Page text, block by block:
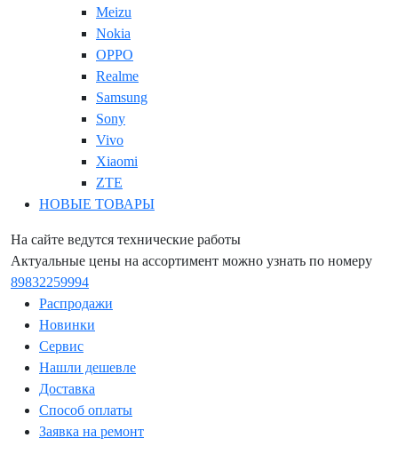
Meizu
Nokia
OPPO
Realme
Samsung
Sony
Vivo
Xiaomi
ZTE
НОВЫЕ ТОВАРЫ
На сайте ведутся технические работы
Актуальные цены на ассортимент можно узнать по номеру
89832259994
Распродажи
Новинки
Сервис
Нашли дешевле
Доставка
Способ оплаты
Заявка на ремонт